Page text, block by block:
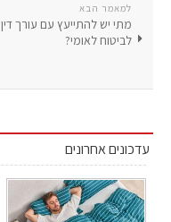
למאמר הבא
מתי יש להתייעץ עם עורך דין
לביטוח לאומי?
עדכונים אחרונים